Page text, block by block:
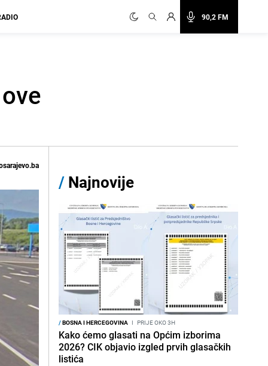
90,2 FM
/ Najnovije
/BOSNA I HERCEGOVINA I PRIJE OKO 3H
Kako ćemo glasati na Općim izborima
2026? CIK objavio izgled prvih glasačkih
listića